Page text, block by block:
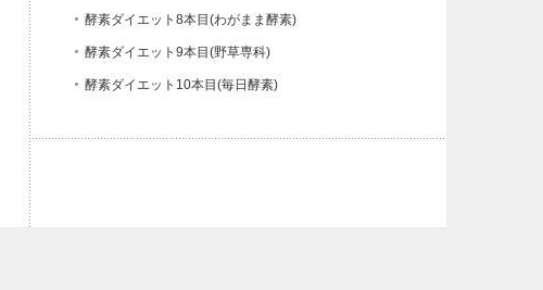
酵素ダイエット8本目(わがまま酵素)
酵素ダイエット9本目(野草専科)
酵素ダイエット10本目(毎日酵素)